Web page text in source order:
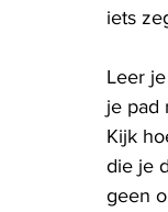
iets
Leer
je pad
Kijk
die je
geen